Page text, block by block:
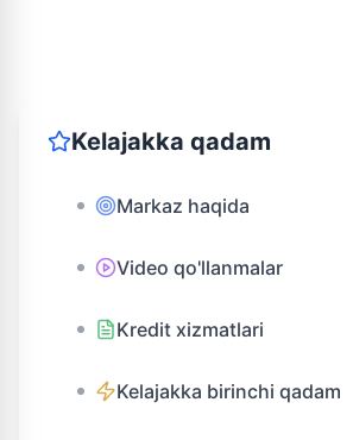
Kelajakka qadam
Markaz haqida
Video qo'llanmalar
Kredit xizmatlari
Kelajakka birinchi qadam